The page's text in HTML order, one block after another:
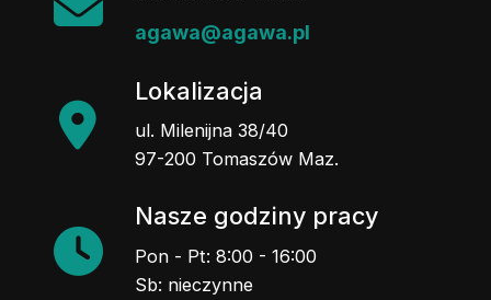
agawa@agawa.pl
Lokalizacja
ul. Milenijna 38/40
97-200 Tomaszów Maz.
Nasze godziny pracy
Pon - Pt: 8:00 - 16:00
Sb: nieczynne